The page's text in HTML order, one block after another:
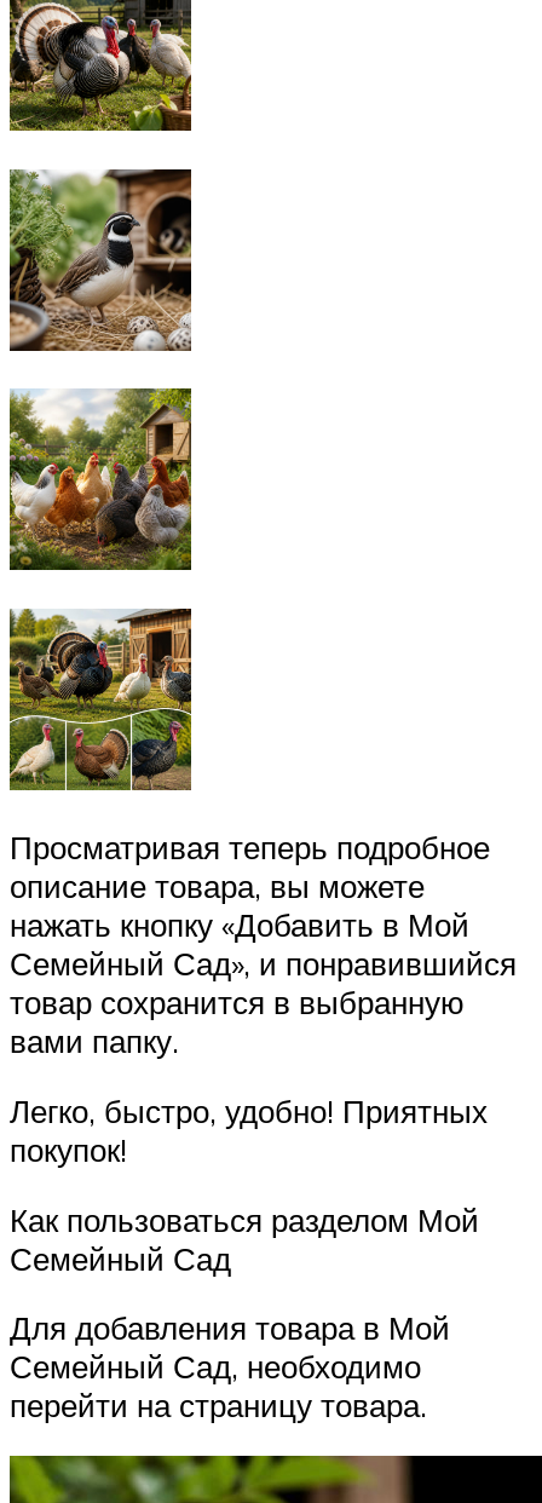
Просматривая теперь подробное
описание товара, вы можете
нажать кнопку «Добавить в Мой
Семейный Сад», и понравившийся
товар сохранится в выбранную
вами папку.
Легко, быстро, удобно! Приятных
покупок!
Как пользоваться разделом Мой
Семейный Сад
Для добавления товара в Мой
Семейный Сад, необходимо
перейти на страницу товара.